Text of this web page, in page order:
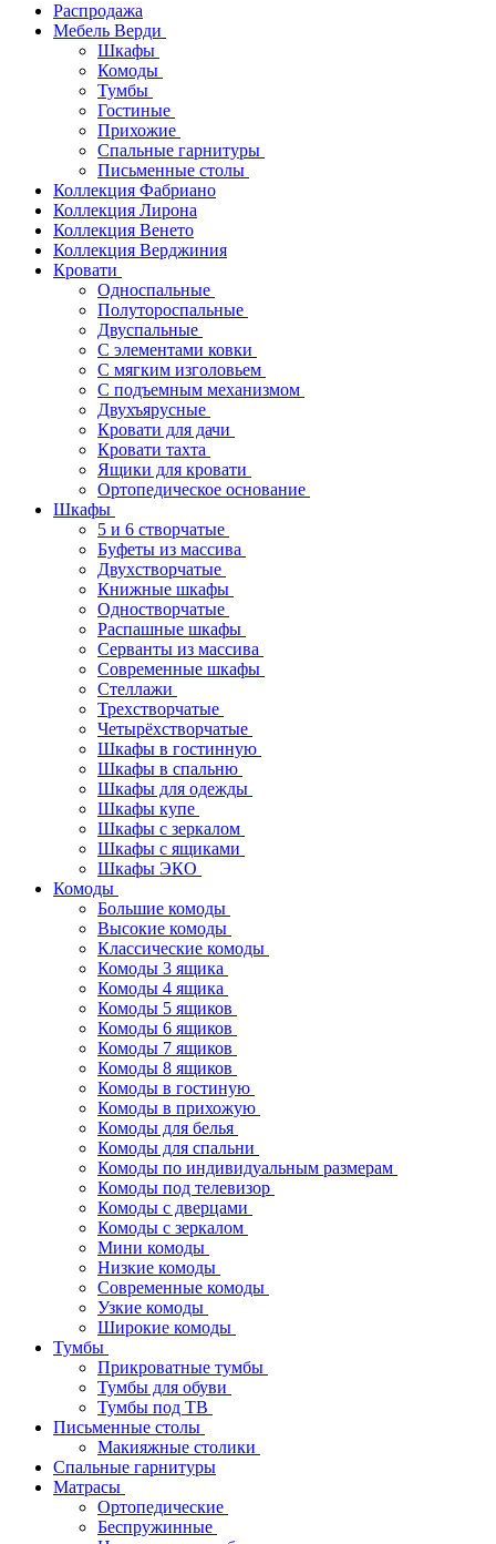
Распродажа
Мебель Верди
Шкафы
Комоды
Тумбы
Гостиные
Прихожие
Спальные гарнитуры
Письменные столы
Коллекция Фабриано
Коллекция Лирона
Коллекция Венето
Коллекция Верджиния
Кровати
Односпальные
Полутороспальные
Двуспальные
С элементами ковки
С мягким изголовьем
С подъемным механизмом
Двухъярусные
Кровати для дачи
Кровати тахта
Ящики для кровати
Ортопедическое основание
Шкафы
5 и 6 створчатые
Буфеты из массива
Двухстворчатые
Книжные шкафы
Одностворчатые
Распашные шкафы
Серванты из массива
Современные шкафы
Стеллажи
Трехстворчатые
Четырёхстворчатые
Шкафы в гостинную
Шкафы в спальню
Шкафы для одежды
Шкафы купе
Шкафы с зеркалом
Шкафы с ящиками
Шкафы ЭКО
Комоды
Большие комоды
Высокие комоды
Классические комоды
Комоды 3 ящика
Комоды 4 ящика
Комоды 5 ящиков
Комоды 6 ящиков
Комоды 7 ящиков
Комоды 8 ящиков
Комоды в гостиную
Комоды в прихожую
Комоды для белья
Комоды для спальни
Комоды по индивидуальным размерам
Комоды под телевизор
Комоды с дверцами
Комоды с зеркалом
Мини комоды
Низкие комоды
Современные комоды
Узкие комоды
Широкие комоды
Тумбы
Прикроватные тумбы
Тумбы для обуви
Тумбы под ТВ
Письменные столы
Макияжные столики
Спальные гарнитуры
Матрасы
Ортопедические
Беспружинные